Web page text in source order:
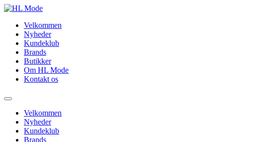
Videre
indholdVelkommen
Nyheder
Kundeklub
Brands
Butikker
Om HL Mode
Kontakt os
Velkommen
Nyheder
Kundeklub
Brands